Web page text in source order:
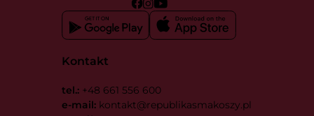
Kontakt
tel.: +48 661 556 600
e-mail: kontakt@republikasmakoszy.pl